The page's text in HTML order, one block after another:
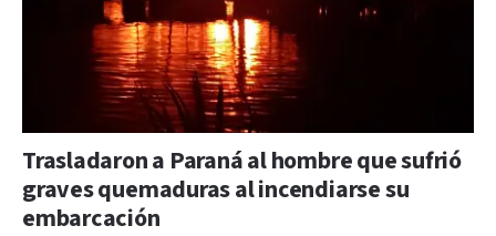
Trasladaron a Paraná al hombre que sufrió
graves quemaduras al incendiarse su
embarcación